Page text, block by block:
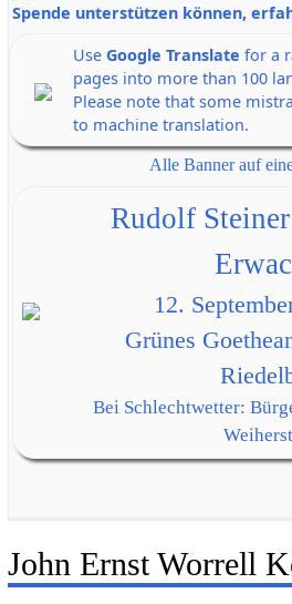
Spende unterstützen können,
Use Google Translate for a
pages into more than 100
Please note that some
to machine translation.
Alle Banner auf
Rudolf
12.
Grünes
Bei Schlechtwetter:
John Ernst Worrell